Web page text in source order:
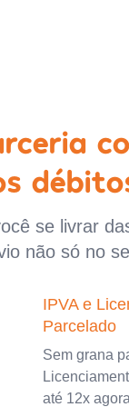
se livrar
não só no
IPVA e
Parcelado
Sem grana
até 12x